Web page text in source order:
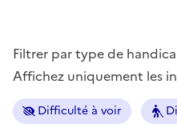
Filtrer par type de
Affichez uniquement les
Difficulté à voir